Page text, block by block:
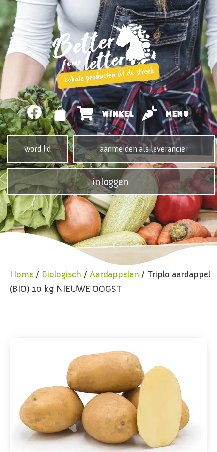
WINKEL MENU
word lid aanmelden als leverancier
inloggen
Home / Biologisch / Aardappelen / Triplo aardappel
(BIO) 10 kg NIEUWE OOGST